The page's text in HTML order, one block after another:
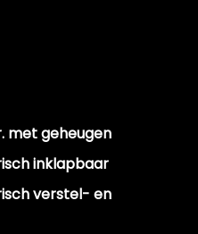
met geheugen
inklapbaar
verstel- en